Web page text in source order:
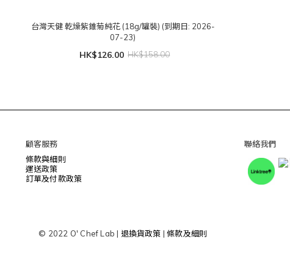
台灣天健 乾燥紫錐菊純花 (18g/罐裝) (到期日: 2026-
07-23)
HK$126.00 HK$158.00
顧客服務
條款與細則
運送政策
訂單及付款政策
聯絡我們
© 2022 O' Chef Lab | 退換貨政策 |條款及細則